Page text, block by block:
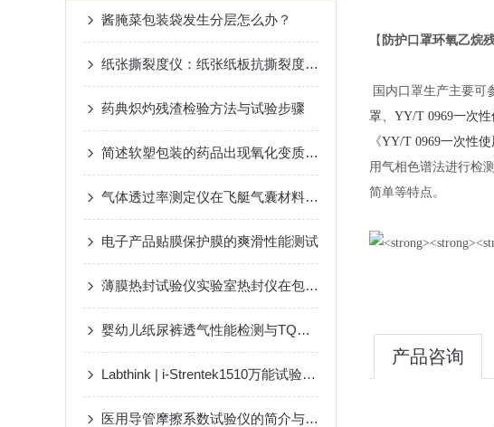
酱腌菜包装袋发生分层怎么办？
纸张撕裂度仪：纸张纸板抗撕裂度测定专用仪器
药典炽灼残渣检验方法与试验步骤
简述软塑包装的药品出现氧化变质或变色的原因
气体透过率测定仪在飞艇气囊材料氦气渗透性测试的应用
电子产品贴膜保护膜的爽滑性能测试
薄膜热封试验仪实验室热封仪在包装行业的应用意义
婴幼儿纸尿裤透气性能检测与TQD-G1A透气度测试仪
Labthink | i-Strentek1510万能试验机 产品介绍
医用导管摩擦系数试验仪的简介与应用重要性
【 防护口罩环氧乙烷
国内口罩生产主要可
罩、 YY/T 0969一次
《YY/T 0969一次性
用气相色谱法进行检
简单等特点。
产品咨询